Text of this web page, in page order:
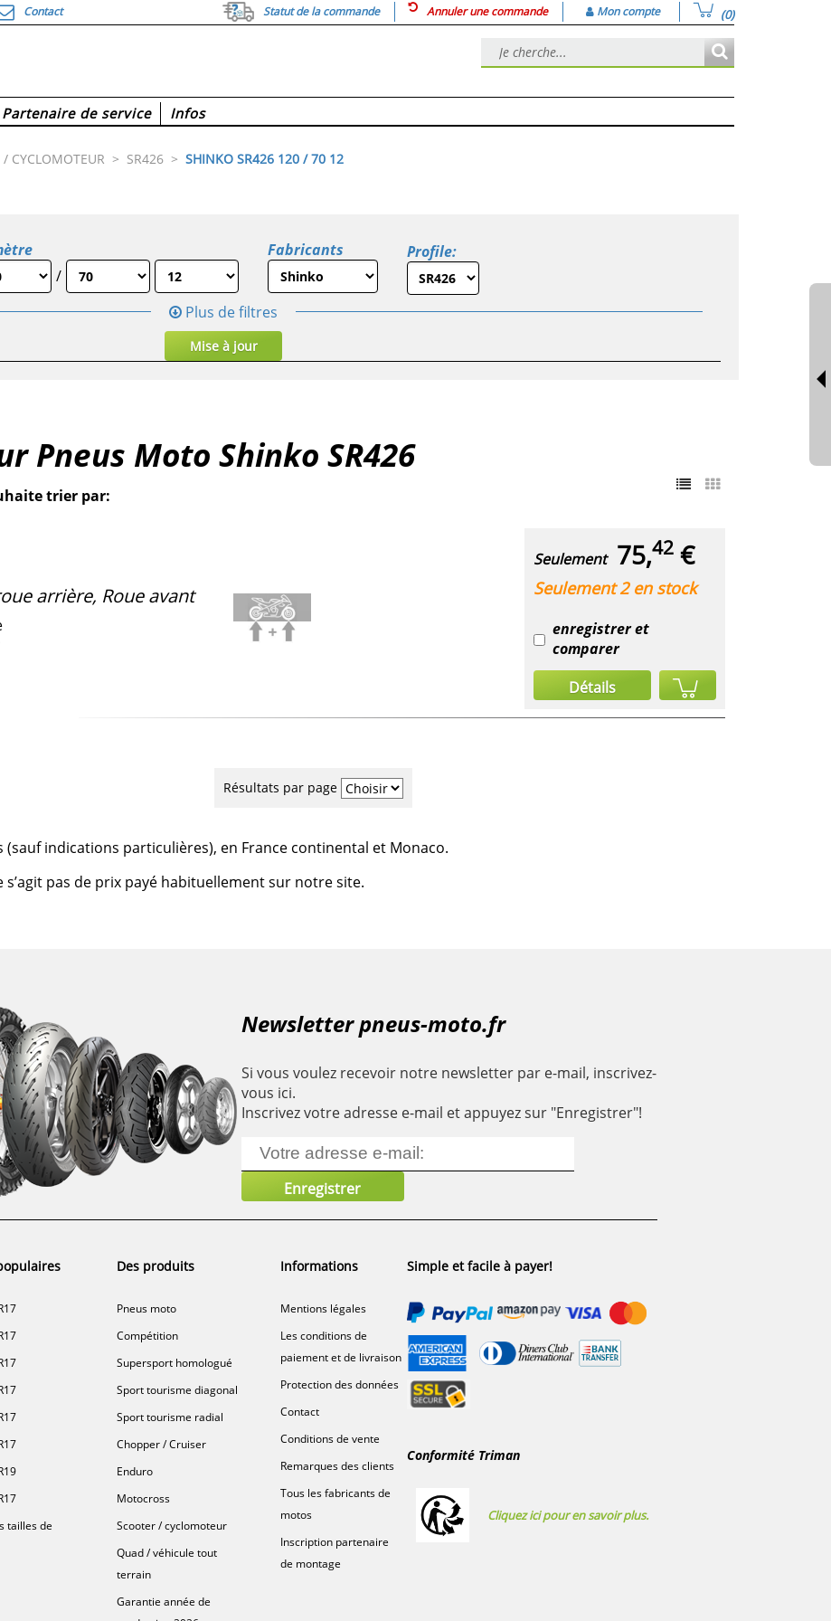
Contact Statut de la commande Annuler une commande Mon compte (0)
Partenaire de service Infos
/ CYCLOMOTEUR > SR426 > SHINKO SR426 120 / 70 12
/
Fabricants Profile:
Plus de filtres
Mise à jour
Pneus Moto Shinko SR426
trier par:
arrière, Roue avant
Seulement 75,42 €
Seulement 2 en stock
enregistrer et
comparer
Détails
Résultats par page
(sauf indications particulières), en France continental et Monaco.
pas de prix payé habituellement sur notre site.
Newsletter pneus-moto.fr
Si vous voulez recevoir notre newsletter par e-mail, inscrivez-
vous ici.
Inscrivez votre adresse e-mail et appuyez sur "Enregistrer"!
tailles de
Des produits
Pneus moto
Compétition
Supersport homologué
Sport tourisme diagonal
Sport tourisme radial
Chopper / Cruiser
Enduro
Motocross
Scooter / cyclomoteur
Quad / véhicule tout
terrain
Garantie année de
Informations
Mentions légales
Les conditions de
paiement et de livraison
Protection des données
Contact
Conditions de vente
Remarques des clients
Tous les fabricants de
motos
Inscription partenaire
de montage
Simple et facile à payer!
Conformité Triman
Cliquez ici pour en savoir plus.